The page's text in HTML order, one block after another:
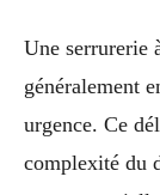
Une serrurerie
généralement
urgence. Ce
complexité du